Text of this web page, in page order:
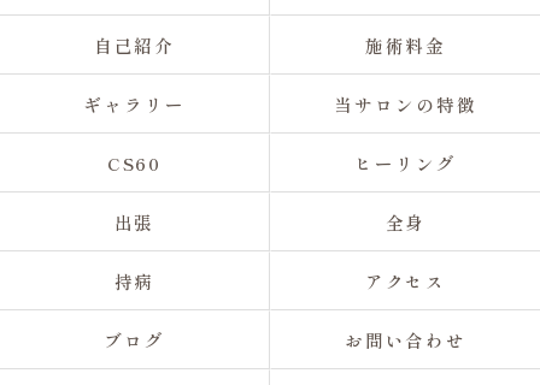
自己紹介 施術料金
ギャラリー 当サロンの特徴
CS60 ヒーリング
出張 全身
持病 アクセス
ブログ お問い合わせ